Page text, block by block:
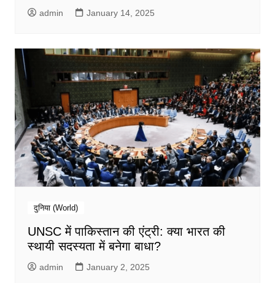
admin January 14, 2025
दुनिया (World)
UNSC में पाकिस्तान की एंट्री: क्या भारत की
स्थायी सदस्यता में बनेगा बाधा?
admin January 2, 2025